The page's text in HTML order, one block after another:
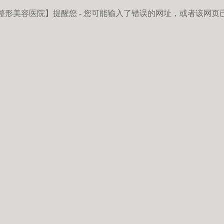
形美容医院】 提醒您 - 您可能输入了错误的网址，或者该网页